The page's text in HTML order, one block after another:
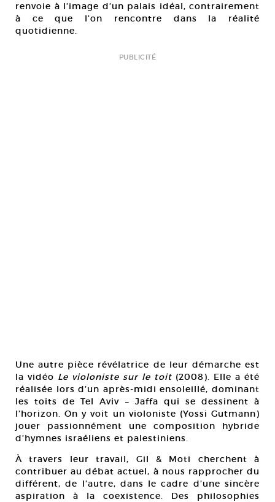
renvoie à l’image d’un palais idéal, contrairement
à ce que l’on rencontre dans la réalité
quotidienne.
PUBLICITÉ
Une autre pièce révélatrice de leur démarche est
la vidéo Le violoniste sur le toit (2008). Elle a été
réalisée lors d’un après-midi ensoleillé, dominant
les toits de Tel Aviv – Jaffa qui se dessinent à
l’horizon. On y voit un violoniste (Yossi Gutmann)
jouer passionnément une composition hybride
d’hymnes israéliens et palestiniens.
À travers leur travail, Gil & Moti cherchent à
contribuer au débat actuel, à nous rapprocher du
différent, de l’autre, dans le cadre d’une sincère
aspiration à la coexistence. Des philosophies